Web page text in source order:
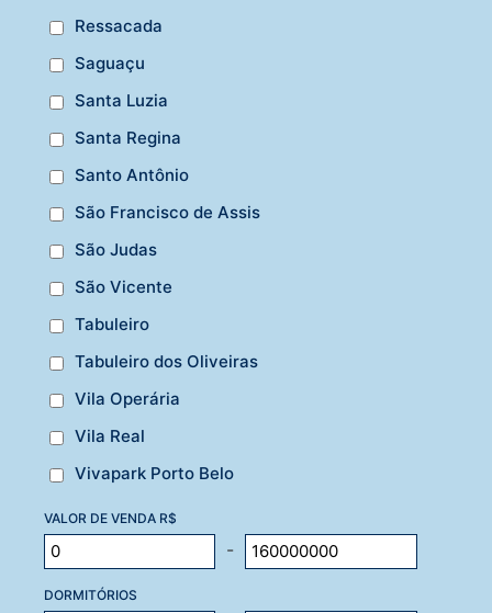
Ressacada
Saguaçu
Santa Luzia
Santa Regina
Santo Antônio
São Francisco de Assis
São Judas
São Vicente
Tabuleiro
Tabuleiro dos Oliveiras
Vila Operária
Vila Real
Vivapark Porto Belo
VALOR DE VENDA R$
-
DORMITÓRIOS